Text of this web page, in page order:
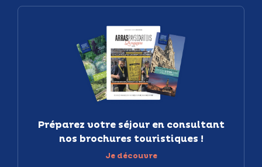
Préparez votre séjour en consultant
nos brochures touristiques !
Je découvre